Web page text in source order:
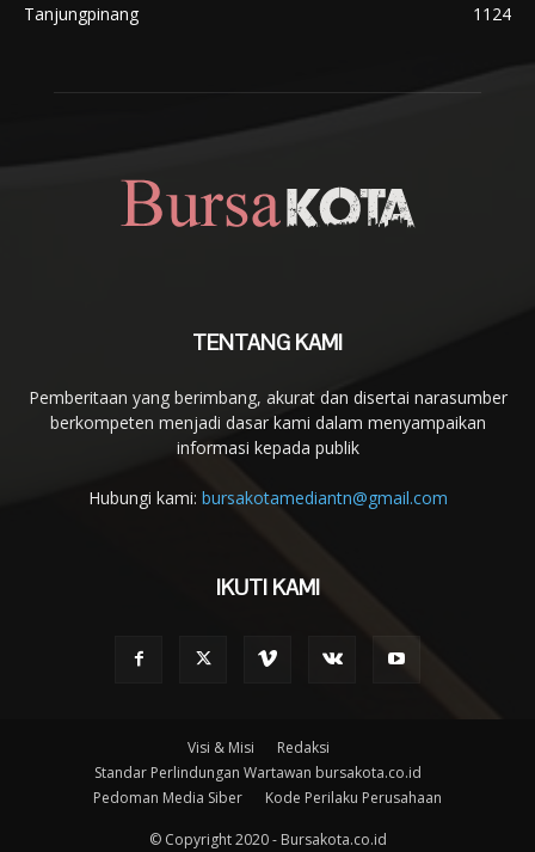
Tanjungpinang
1124
TENTANG KAMI
Pemberitaan yang berimbang, akurat dan disertai narasumber
berkompeten menjadi dasar kami dalam menyampaikan
informasi kepada publik
Hubungi kami: bursakotamediantn@gmail.com
IKUTI KAMI
Visi & Misi
Redaksi
Standar Perlindungan Wartawan bursakota.co.id
Pedoman Media Siber
Kode Perilaku Perusahaan
© Copyright 2020 - Bursakota.co.id